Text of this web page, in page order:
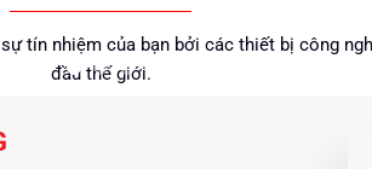
tín nhiệm của bạn bởi các thiết bị công
đầu thế giới.